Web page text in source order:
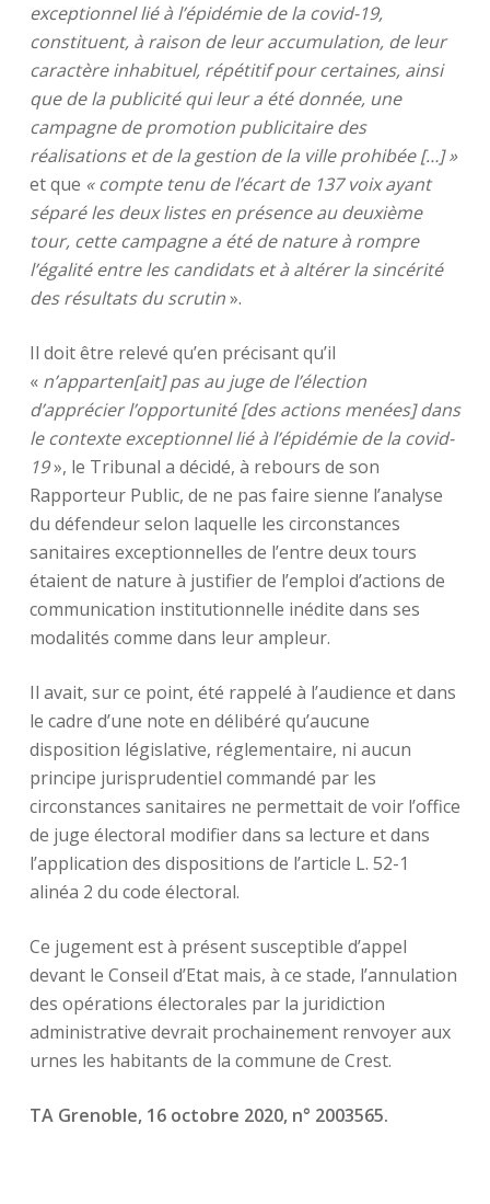
exceptionnel lié à l’épidémie de la covid-19,
constituent, à raison de leur accumulation, de leur
caractère inhabituel, répétitif pour certaines, ainsi
que de la publicité qui leur a été donnée, une
campagne de promotion publicitaire des
réalisations et de la gestion de la ville prohibée […] »
et que « compte tenu de l’écart de 137 voix ayant
séparé les deux listes en présence au deuxième
tour, cette campagne a été de nature à rompre
l’égalité entre les candidats et à altérer la sincérité
des résultats du scrutin».
Il doit être relevé qu’en précisant qu’il
« n’apparten[ait] pas au juge de l’élection
d’apprécier l’opportunité [des actions menées] dans
le contexte exceptionnel lié à l’épidémie de la covid-
19», le Tribunal a décidé, à rebours de son
Rapporteur Public, de ne pas faire sienne l’analyse
du défendeur selon laquelle les circonstances
sanitaires exceptionnelles de l’entre deux tours
étaient de nature à justifier de l’emploi d’actions de
communication institutionnelle inédite dans ses
modalités comme dans leur ampleur.
Il avait, sur ce point, été rappelé à l’audience et dans
le cadre d’une note en délibéré qu’aucune
disposition législative, réglementaire, ni aucun
principe jurisprudentiel commandé par les
circonstances sanitaires ne permettait de voir l’office
de juge électoral modifier dans sa lecture et dans
l’application des dispositions de l’article L. 52-1
alinéa 2 du code électoral.
Ce jugement est à présent susceptible d’appel
devant le Conseil d’Etat mais, à ce stade, l’annulation
des opérations électorales par la juridiction
administrative devrait prochainement renvoyer aux
urnes les habitants de la commune de Crest.
TA Grenoble, 16 octobre 2020, n° 2003565.